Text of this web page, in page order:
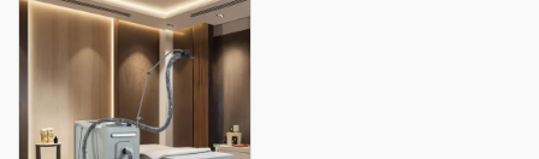
600 W, 1200 W, 1800
W, 3000 W, και μήκη
κύματος 755 nm, 808
nm, 940 nm, 1064 nm,
σύμφωνα με τις
προδιαγραφές MDR, FDA,